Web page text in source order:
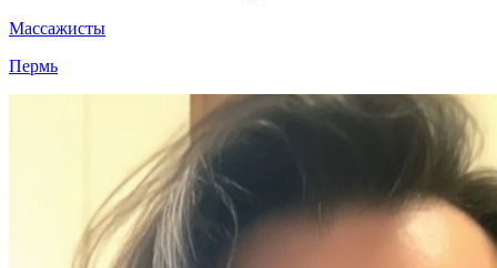
Массажисты
Пермь